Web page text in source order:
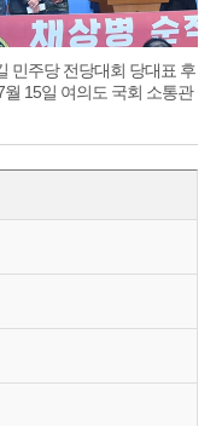
민주당 전당대회 당대표 후
월 15일 여의도 국회 소통관